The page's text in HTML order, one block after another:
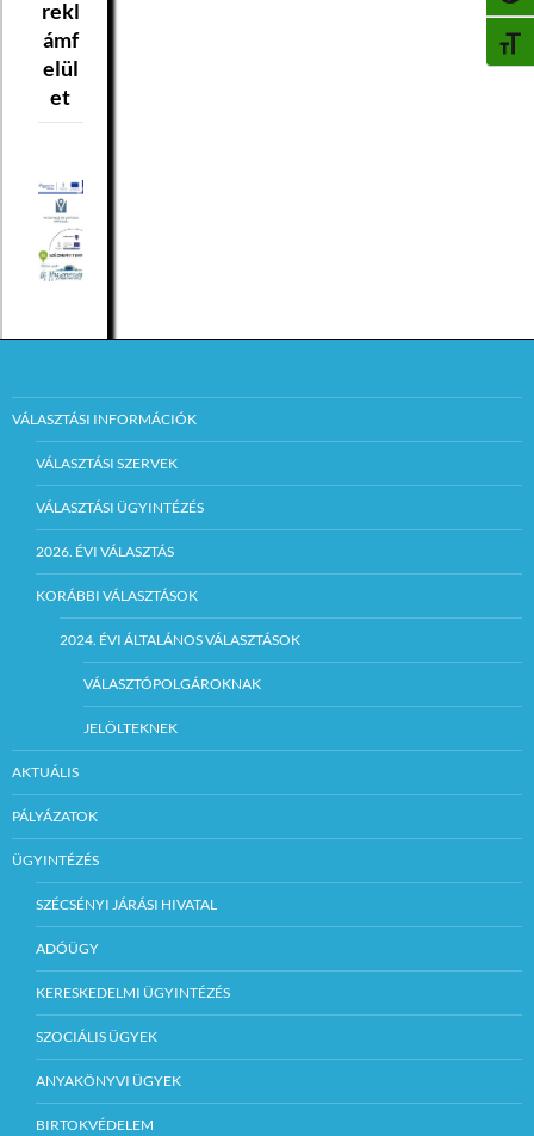
rekl
ámf
elül
et
VÁLASZTÁSI INFORMÁCIÓK
VÁLASZTÁSI SZERVEK
VÁLASZTÁSI ÜGYINTÉZÉS
2026. ÉVI VÁLASZTÁS
KORÁBBI VÁLASZTÁSOK
2024. ÉVI ÁLTALÁNOS VÁLASZTÁSOK
VÁLASZTÓPOLGÁROKNAK
JELÖLTEKNEK
AKTUÁLIS
PÁLYÁZATOK
ÜGYINTÉZÉS
SZÉCSÉNYI JÁRÁSI HIVATAL
ADÓÜGY
KERESKEDELMI ÜGYINTÉZÉS
SZOCIÁLIS ÜGYEK
ANYAKÖNYVI ÜGYEK
BIRTOKVÉDELEM